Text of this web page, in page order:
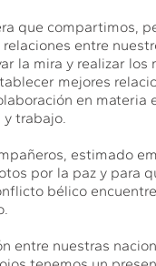
que compartimos,
entre
la mira y realizar los
mejores
en materia
y trabajo.
estimado
por la paz y para
bélico
entre nuestras